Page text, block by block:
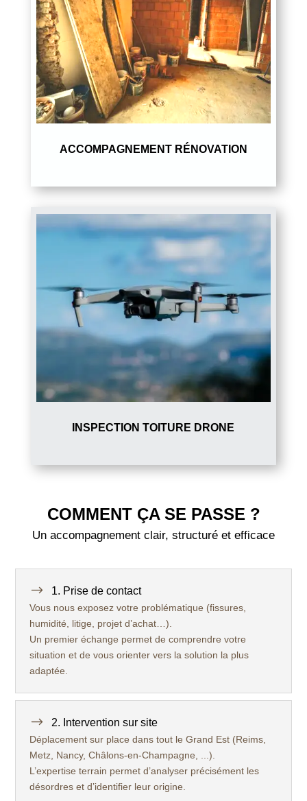
ACCOMPAGNEMENT RÉNOVATION
INSPECTION TOITURE DRONE
COMMENT ÇA SE PASSE ?
Un accompagnement clair, structuré et efficace
$ 1. Prise de contact
Vous nous exposez votre problématique (fissures,
humidité, litige, projet d’achat…).
Un premier échange permet de comprendre votre
situation et de vous orienter vers la solution la plus
adaptée.
$ 2. Intervention sur site
Déplacement sur place dans tout le Grand Est (Reims,
Metz, Nancy, Châlons-en-Champagne, ...).
L’expertise terrain permet d’analyser précisément les
désordres et d’identifier leur origine.